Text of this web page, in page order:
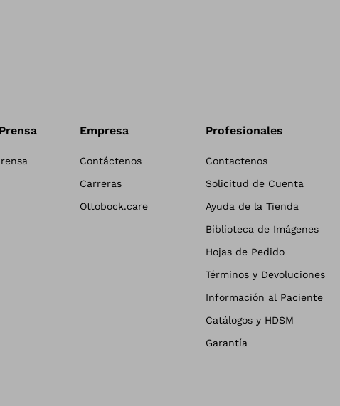
Empresa
Contáctenos
Carreras
Ottobock.care
Profesionales
Contactenos
Solicitud de Cuenta
Ayuda de la Tienda
Biblioteca de Imágenes
Hojas de Pedido
Términos y Devoluciones
Información al Paciente
Catálogos y HDSM
Garantía